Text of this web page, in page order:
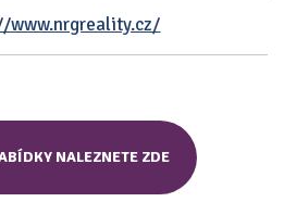
www.nrgreality.cz/
NALEZNETE ZDE